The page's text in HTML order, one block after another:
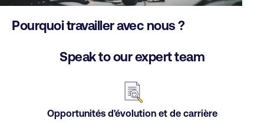
Pourquoi travailler avec nous ?
Speak to our expert team
Opportunités d'évolution et de carrière